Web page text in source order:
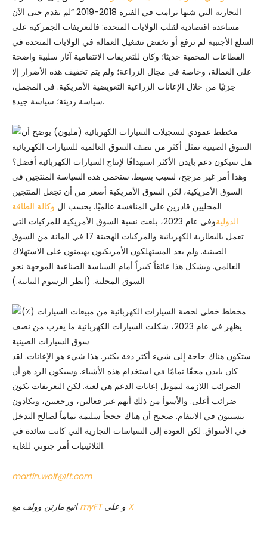
التجارية التي شنها ترامب في الفترة 2018-2019 “لم تقدم حتى الآن
مساعدة اقتصادية لقلب الولايات المتحدة: فالتعريفات الجمركية على
السلع الأجنبية لم ترفع أو تخفض تشغيل العمالة في الولايات المتحدة في
القطاعات المحمية حديثا؛ وكان للتعريفات الانتقامية آثار سلبية واضحة
على العمالة، وخاصة في مجال الزراعة؛ ولم يتم تخفيف هذه الأضرار إلا
جزئيًا من خلال الإعانات الزراعية التعويضية الأمريكية. في المجمل،
سياسة رديئة؛ سياسة جيدة.
هل سيكون دعم بايدن الأكثر استهدافًا لإنتاج السيارات الكهربائية أفضل؟
وهذا أمر غير مرجح، لسبب بسيط. ستحمي هذه السياسة المنتجين في
السوق الأمريكية، لكن السوق الأمريكية أصغر من أن تجعل المنتجين
المحليين قادرين على المنافسة عالميًا. بحسب ال وكالة الطاقة
الدولية
وفي عام 2023، بلغت نسبة السوق الأمريكية للمركبات التي
تعمل بالبطارية الكهربائية والمركبات الهجينة 17 في المائة من السوق
الصينية. ولم يعد المستهلكون الأمريكيون يهيمنون على الاستهلاك
العالمي. ويشكل هذا عائقاً كبيراً أمام السياسة الصناعية الموجهة نحو
السوق المحلية. (انظر الرسوم البيانية.)
ستكون هناك حاجة إلى شيء أكثر دقة بكثير. هذا شيء هو الإعانات. لقد
كان بايدن محقًا تمامًا في استخدام هذه الأشياء. وسيكون الرد هو أن
الضرائب اللازمة لتمويل إعانات الدعم هي لعنة. لكن التعريفاتنكون
ضرائب أعلى. والأسوأ من ذلك أنهم غير فعالين، ورجعيين، ويكادون
يتسببون في الانتقام. صحيح أن هناك حججاً سليمة تماماً لصالح التدخل
في الأسواق. لكن العودة إلى السياسات التجارية التي كانت سائدة في
الثلاثينيات أمر جنوني للغاية.
martin.wolf@ft.com
اتبع مارتن وولف مع myFT X